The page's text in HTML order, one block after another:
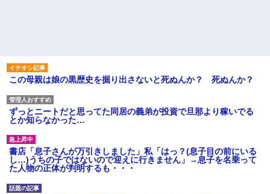
この母親は娘の黒歴史を掘り出さないと死ぬんか？ 死ぬんか？
ずっとニートだと思ってた同居の義弟が投資で旦那より稼いでる
とか知らなかった…
書店「息子さんが万引きしました」私「はっ？(息子目の前にいる
し…)うちの子ではないので迎えに行きません」→息子を名乗って
た人物の正体が判明するも・・・